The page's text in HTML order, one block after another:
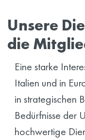
Unsere
die
Eine starke
Italien und in
in strategischen
Bedürfnisse der
hochwertige